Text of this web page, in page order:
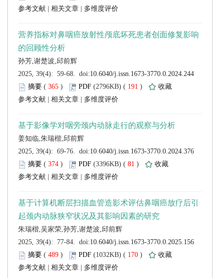
( ) 191 )
( ) 81 )
( ) 170 )